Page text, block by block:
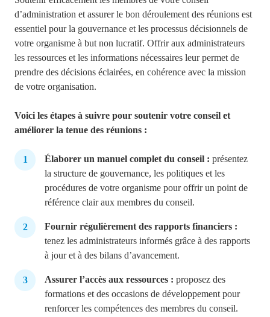
d’administration et assurer le bon déroulement des réunions est
essentiel pour la gouvernance et les processus décisionnels de
votre organisme à but non lucratif. Offrir aux administrateurs
les ressources et les informations nécessaires leur permet de
prendre des décisions éclairées, en cohérence avec la mission
de votre organisation.
Voici les étapes à suivre pour soutenir votre conseil et
améliorer la tenue des réunions :
Élaborer un manuel complet du conseil : présentez
la structure de gouvernance, les politiques et les
procédures de votre organisme pour offrir un point de
référence clair aux membres du conseil.
Fournir régulièrement des rapports financiers :
tenez les administrateurs informés grâce à des rapports
à jour et à des bilans d’avancement.
Assurer l’accès aux ressources : proposez des
formations et des occasions de développement pour
renforcer les compétences des membres du conseil.